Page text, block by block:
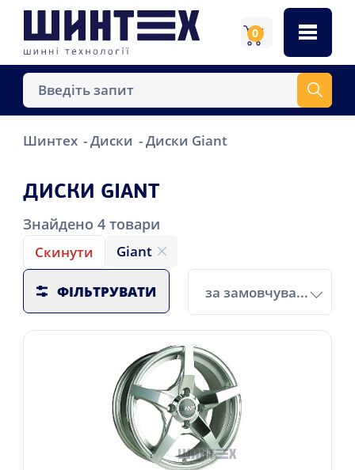
0
Шинтех Диски Диски Giant
ДИСКИ GIANT
Знайдено 4товари
Скинути Giant
ФІЛЬТРУВАТИ за замовчуванням